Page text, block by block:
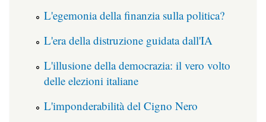
L'egemonia della finanzia sulla politica?
L'era della distruzione guidata dall'IA
L'illusione della democrazia: il vero volto
delle elezioni italiane
L'imponderabilità del Cigno Nero